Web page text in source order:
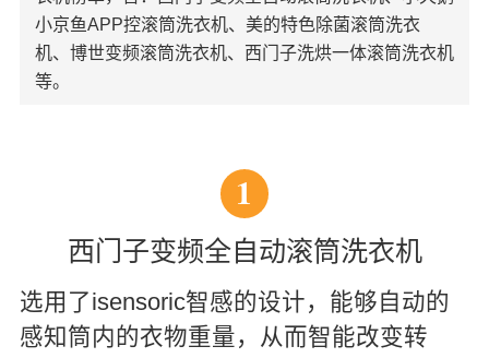
小京鱼APP控滚筒洗衣机、美的特色除菌滚筒洗衣
机、博世变频滚筒洗衣机、西门子洗烘一体滚筒洗衣机
等。
1
西门子变频全自动滚筒洗衣机
选用了isensoric智感的设计，能够自动的
感知筒内的衣物重量，从而智能改变转